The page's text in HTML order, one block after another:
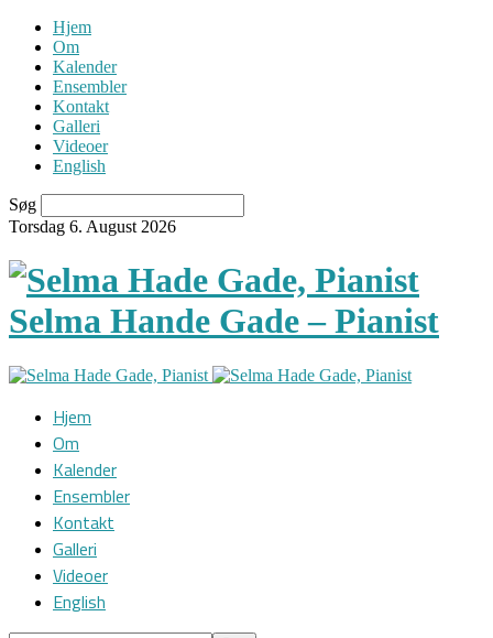
Hjem
Om
Kalender
Ensembler
Kontakt
Galleri
Videoer
English
Søg
Torsdag 6. August 2026
Selma Hande Gade – Pianist
Hjem
Om
Kalender
Ensembler
Kontakt
Galleri
Videoer
English